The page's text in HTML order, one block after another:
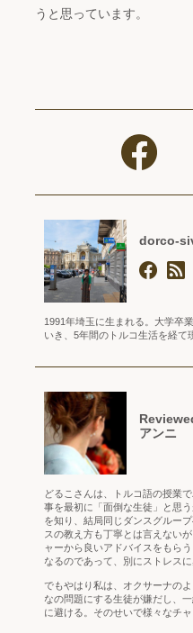
うと思っています。
dorco-
1991年埼玉に生まれる。大学卒
いき、5年間のトルコ生活を経て
アンニ
どるこさんは、トルコ語の授業
事を最初に「面倒な生徒」と思
を知り、結局同じダンスグルー
スの教え方も丁寧とは言えない
ャーから良いアドバイスをもら
なるのであって、別にストレスに
でもやはり私は、オクサーナの
なの問題にする生徒が嫌だし、
に避ける。そのせいで様々なチ